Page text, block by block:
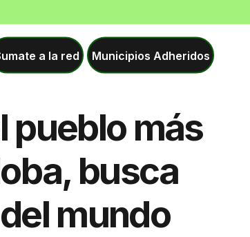
a la red Municipios Adheridos
pueblo más
busca
mundo